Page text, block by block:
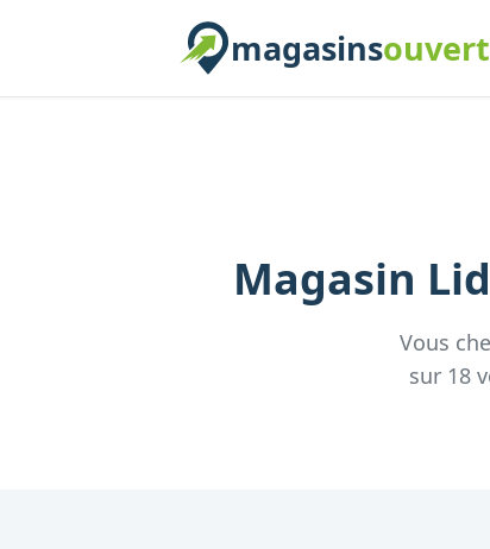
magasins
Magasin
Vous
sur 18